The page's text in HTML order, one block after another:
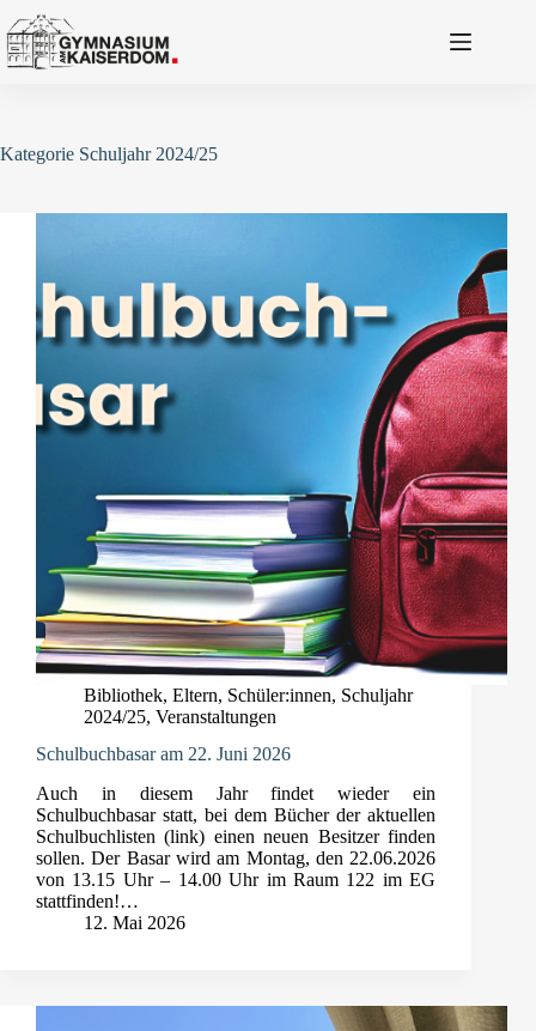
Inhalt
springen
Kategorie Schuljahr 2024/25
Bibliothek, Eltern, Schüler:innen, Schuljahr
2024/25, Veranstaltungen
Schulbuchbasar am 22. Juni 2026
Auch in diesem Jahr findet wieder ein
Schulbuchbasar statt, bei dem Bücher der aktuellen
Schulbuchlisten (link) einen neuen Besitzer finden
sollen. Der Basar wird am Montag, den 22.06.2026
von 13.15 Uhr – 14.00 Uhr im Raum 122 im EG
stattfinden!…
12. Mai 2026